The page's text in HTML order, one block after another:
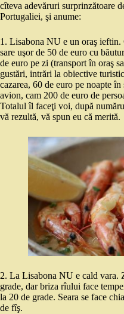
cîteva adevăruri surprinzătoare
Portugaliei, şi anume:
1. Lisabona NU e un oraş ieftin.
sare uşor de 50 de euro cu
de euro pe zi (transport în oraş
gustări, intrări la obiective
cazarea, 60 de euro pe noapte
avion, cam 200 de euro de
Totalul îl faceţi voi, după
vă rezultă, vă spun eu că merită.
2. La Lisabona NU e cald vara.
grade, dar briza rîului face
la 20 de grade. Seara se face
de fîş.